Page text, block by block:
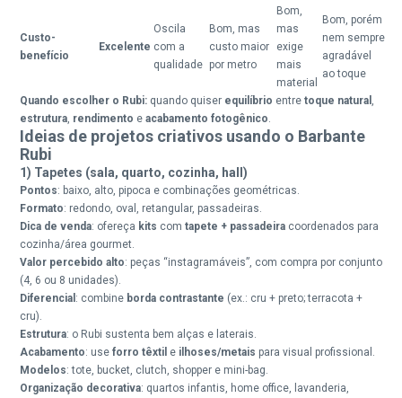
Custo-
benefício
Excelente
Oscila
com a
qualidade
Bom, mas
custo maior
por metro
Bom,
mas
exige
mais
material
Bom, porém
nem sempre
agradável
ao toque
Quando escolher o Rubi: quando quiser equilíbrio entretoque natural
estrutura rendimento eacabamento fotogênico
Ideias de projetos criativos usando o Barbante
Rubi
1) Tapetes (sala, quarto, cozinha, hall)
Pontos: baixo, alto, pipoca e combinações geométricas.
Formato: redondo, oval, retangular, passadeiras.
Dica de venda: ofereça kits comtapete + passadeira coordenados para
cozinha/área gourmet.
Valor percebido alto: peças “instagramáveis”, com compra por conjunto
(4, 6 ou 8 unidades).
Diferencial : combine borda contrastante (ex.: cru + preto; terracota +
cru).
Estrutura: o Rubi sustenta bem alças e laterais.
Acabamento: useforro têxtil e ilhoses/metais para visual profissional.
Modelos: tote, bucket, clutch, shopper e mini-bag.
Organização decorativa: quartos infantis, home office, lavanderia,